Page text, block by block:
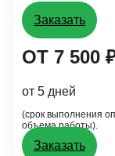
Заказать
ОТ 7 500
от 5 дней
(срок выполнения
объема работы).
Заказать